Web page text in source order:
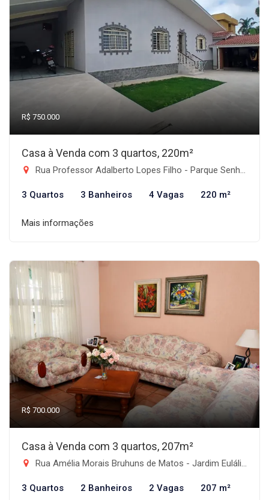
R$ 750.000
Casa à Venda com 3 quartos, 220m²
Rua Professor Adalberto Lopes Filho - Parque Senhor do Bonfim, Taubaté-SP
3 Quartos 3 Banheiros 4 Vagas 220 m²
Mais informações
R$ 700.000
Casa à Venda com 3 quartos, 207m²
Rua Amélia Morais Bruhuns de Matos - Jardim Eulália, Taubaté-SP
3 Quartos 2 Banheiros 2 Vagas 207 m²